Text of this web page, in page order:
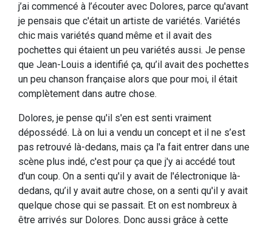
j’ai commencé à l’écouter avec Dolores, parce qu'avant
je pensais que c'était un artiste de variétés. Variétés
chic mais variétés quand même et il avait des
pochettes qui étaient un peu variétés aussi. Je pense
que Jean-Louis a identifié ça, qu’il avait des pochettes
un peu chanson française alors que pour moi, il était
complètement dans autre chose.
Dolores, je pense qu'il s'en est senti vraiment
dépossédé. Là on lui a vendu un concept et il ne s’est
pas retrouvé là-dedans, mais ça l'a fait entrer dans une
scène plus indé, c'est pour ça que j'y ai accédé tout
d'un coup. On a senti qu'il y avait de l'électronique là-
dedans, qu’il y avait autre chose, on a senti qu'il y avait
quelque chose qui se passait. Et on est nombreux à
être arrivés sur Dolores. Donc aussi grâce à cette